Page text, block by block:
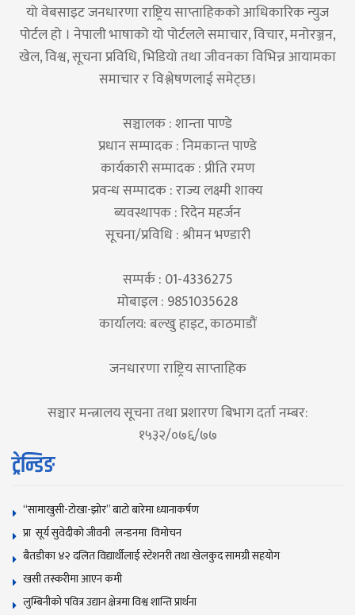
यो वेबसाइट जनधारणा राष्ट्रिय साप्ताहिकको आधिकारिक न्युज
पोर्टल हो । नेपाली भाषाको यो पोर्टलले समाचार, विचार, मनोरञ्जन,
खेल, विश्व, सूचना प्रविधि, भिडियो तथा जीवनका विभिन्न आयामका
समाचार र विश्लेषणलाई समेट्छ।
सञ्चालक : शान्ता पाण्डे
प्रधान सम्पादक : निमकान्त पाण्डे
कार्यकारी सम्पादक : प्रीति रमण
प्रवन्ध सम्पादक : राज्य लक्ष्मी शाक्य
ब्यवस्थापक : रिदेन महर्जन
सूचना/प्रविधि : श्रीमन भण्डारी
सम्पर्क : 01-4336275
मोबाइल : 9851035628
कार्यालय: बल्खु हाइट, काठमाडौं
जनधारणा राष्ट्रिय साप्ताहिक
सञ्चार मन्त्रालय सूचना तथा प्रशारण बिभाग दर्ता नम्बर:
१५३२/०७६/७७
ट्रेन्डिङ
“सामाखुसी-टोखा-झोर” बाटो बारेमा ध्यानाकर्षण
प्रा सूर्य सुवेदीको जीवनी लन्डनमा विमोचन
बैतडीका ४२ दलित विद्यार्थीलाई स्टेशनरी तथा खेलकुद सामग्री सहयोग
खसी तस्करीमा आएन कमी
लुम्बिनीको पवित्र उद्यान क्षेत्रमा विश्व शान्ति प्रार्थना